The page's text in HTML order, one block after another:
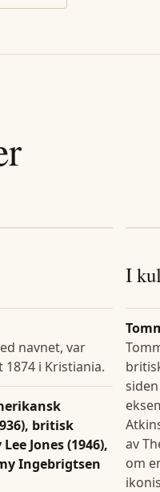
navnet, var
i Kristiania.
britisk
Jones (1946),
Ingebrigtsen
I
av
om